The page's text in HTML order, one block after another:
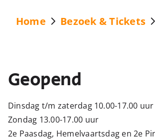
Home Bezoek & Tickets
Geopend
Dinsdag t/m zaterdag 10.00-17.00 uur
Zondag 13.00-17.00 uur
2e Paasdag, Hemelvaartsdag en 2e